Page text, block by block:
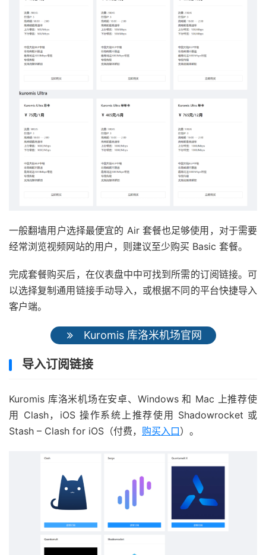
一般翻墙用户选择最便宜的 Air 套餐也足够使用，对于需要
经常浏览视频网站的用户，则建议至少购买 Basic 套餐。
完成套餐购买后，在仪表盘中中可找到所需的订阅链接。可
以选择复制通用链接手动导入，或根据不同的平台快捷导入
客户端。
Kuromis 库洛米机场官网
导入订阅链接
Kuromis 库洛米机场在安卓、Windows 和 Mac 上推荐使
用 Clash，iOS 操作系统上推荐使用 Shadowrocket 或
Stash – Clash for iOS（付费， 购买入口）。